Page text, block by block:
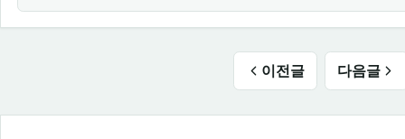
이전글 다음글